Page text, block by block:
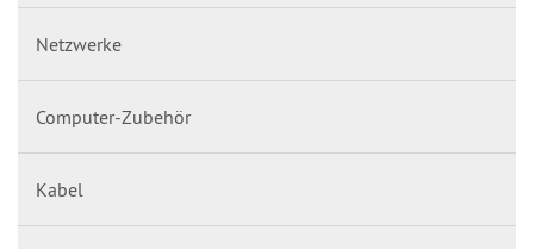
Netzwerke
Computer-Zubehör
Kabel